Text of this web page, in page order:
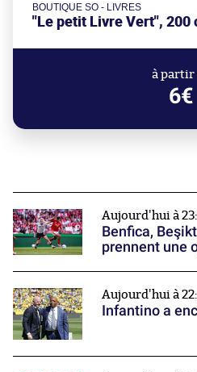
BOUTIQUE SO - LIVRES
"Le petit Livre Vert",
à partir
6€
Aujourd'hui à
Benfica,
prennent une
Aujourd'hui à
Infantino a